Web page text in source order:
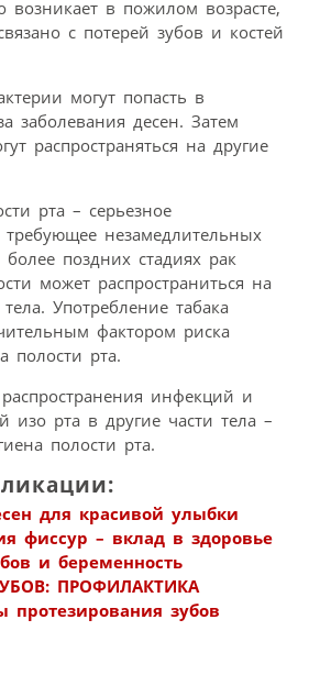
возникает в пожилом возрасте,
с потерей зубов и костей
могут попасть в
заболевания десен. Затем
распространяться на другие
рта – серьезное
требующее незамедлительных
поздних стадиях рак
может распространиться на
Употребление табака
фактором риска
полости рта.
инфекций и
изо рта в другие части тела –
полости рта.
для красивой улыбки
фиссур – вклад в здоровье
и беременность
ПРОФИЛАКТИКА
протезирования зубов